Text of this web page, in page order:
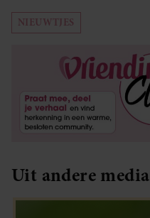
NIEUWTJES
Uit andere media